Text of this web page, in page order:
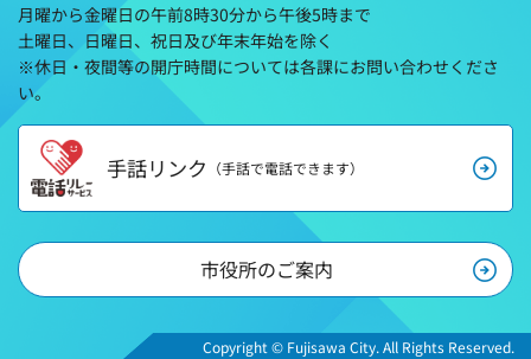
月曜から金曜日の午前8時30分から午後5時まで
土曜日、日曜日、祝日及び年末年始を除く
※休日・夜間等の開庁時間については各課にお問い合わせくださ
い。
手話リンク （手話で電話できます）
市役所のご案内
Copyright © Fujisawa City. All Rights Reserved.